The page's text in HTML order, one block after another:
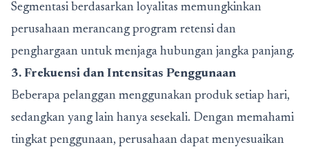
Segmentasi berdasarkan loyalitas memungkinkan
perusahaan merancang program retensi dan
penghargaan untuk menjaga hubungan jangka panjang.
3. Frekuensi dan Intensitas Penggunaan
Beberapa pelanggan menggunakan produk setiap hari,
sedangkan yang lain hanya sesekali. Dengan memahami
tingkat penggunaan, perusahaan dapat menyesuaikan